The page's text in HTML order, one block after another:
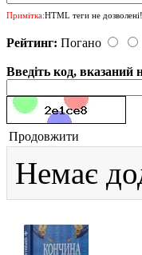
Примітка:HTML теги не
Рейтинг: Погано
Введіть код, вказаний
Продовжити
Немає